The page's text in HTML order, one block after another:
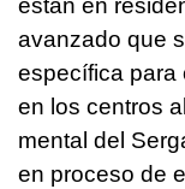
están en
avanzado que
específica para
en los centros
mental del
en proceso de